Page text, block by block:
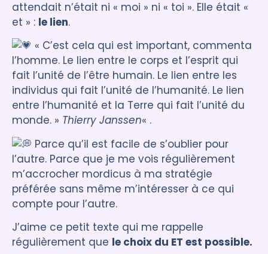
attendait n’était ni « moi » ni « toi ». Elle était «
et » : le lien.
« C’est cela qui est important, commenta
l’homme. Le lien entre le corps et l’esprit qui
fait l’unité de l’être humain. Le lien entre les
individus qui fait l’unité de l’humanité. Le lien
entre l’humanité et la Terre qui fait l’unité du
monde. » Thierry Janssen« .
Parce qu’il est facile de s’oublier pour
l’autre. Parce que je me vois régulièrement
m’accrocher mordicus à ma stratégie
préférée sans même m’intéresser à ce qui
compte pour l’autre.
J’aime ce petit texte qui me rappelle
régulièrement que le choix du ET est possible.